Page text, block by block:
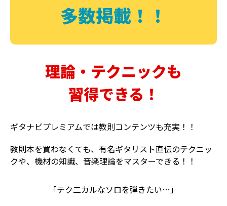
多数掲載！！
理論・テクニックも
習得できる！
ギタナビプレミアムでは教則コンテンツも充実！！
教則本を買わなくても、有名ギタリスト直伝のテクニッ
クや、機材の知識、音楽理論をマスターできる！！
「テク二カルなソロを弾きたい…」